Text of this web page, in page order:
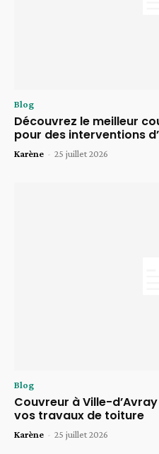
Blog
Découvrez le meilleur
pour des interventions
Karène - 25 juillet 2026
Blog
Couvreur à Ville-
vos travaux de toiture
Karène - 25 juillet 2026